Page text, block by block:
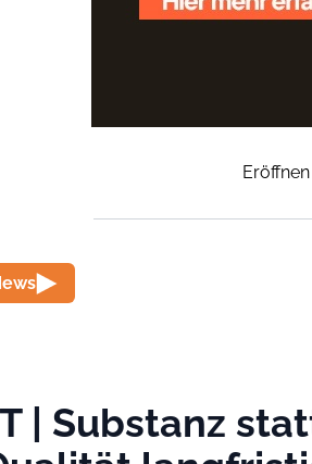
| Substanz